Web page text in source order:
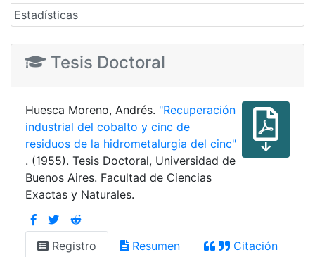
Estadísticas
Tesis Doctoral
Huesca Moreno, Andrés. "Recuperación
industrial del cobalto y cinc de
residuos de la hidrometalurgia del cinc"
. (1955). Tesis Doctoral, Universidad de
Buenos Aires. Facultad de Ciencias
Exactas y Naturales.
Registro Resumen Citación